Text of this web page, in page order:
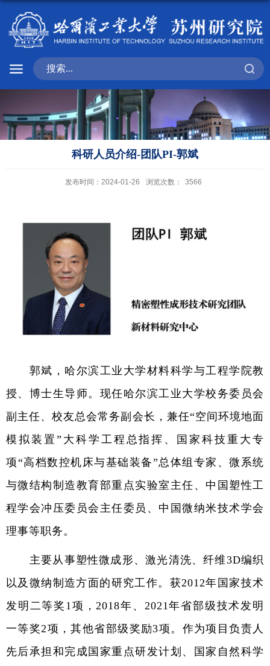
科研人员介绍-团队PI-郭斌
发布时间：2024-01-26 浏览次数： 3566
郭斌，哈尔滨工业大学材料科学与工程学院教
授、博士生导师。现任哈尔滨工业大学校务委员会
副主任、校友总会常务副会长，兼任“空间环境地面
模拟装置 ” 大科学工程总指挥、国家科技重大专
项“高档数控机床与基础装备”总体组专家、微系统
与微结构制造教育部重点实验室主任、中国塑性工
程学会冲压委员会主任委员、中国微纳米技术学会
理事等职务。
主要从事塑性微成形、激光清洗、纤维3D编织
以及微纳制造方面的研究工作。获2012年国家技术
发明二等奖 1项，2018年、 2021年省部级技术发明
一等奖2项，其他省部级奖励3项。作为项目负责人
先后承担和完成国家重点研发计划、国家自然科学